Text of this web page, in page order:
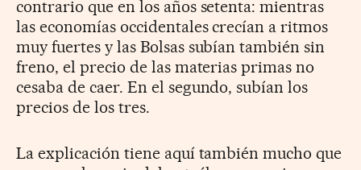
contrario que en los años setenta: mientras
las economías occidentales crecían a ritmos
muy fuertes y las Bolsas subían también sin
freno, el precio de las materias primas no
cesaba de caer. En el segundo, subían los
precios de los tres.
La explicación tiene aquí también mucho que